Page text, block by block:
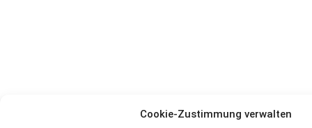
Cookie-Zustimmung verwalten